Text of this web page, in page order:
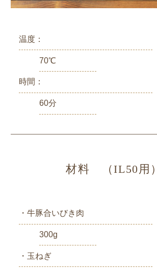
温度：
70℃
時間：
60分
材料 （IL50用）
・牛豚合いびき肉
300g
・玉ねぎ